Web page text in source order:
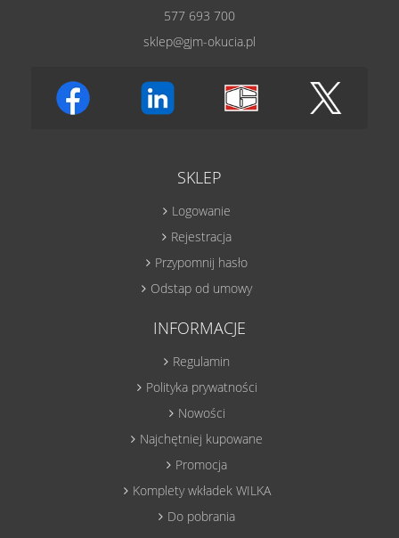
577 693 700
sklep@gjm-okucia.pl
SKLEP
Logowanie
Rejestracja
Przypomnij hasło
Odstap od umowy
INFORMACJE
Regulamin
Polityka prywatności
Nowości
Najchętniej kupowane
Promocja
Komplety wkładek WILKA
Do pobrania